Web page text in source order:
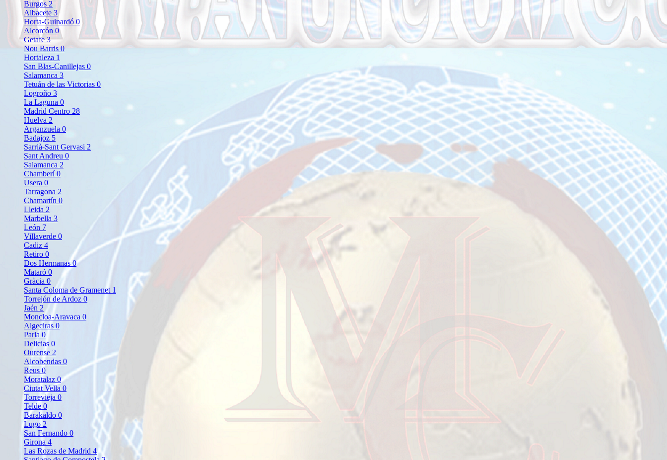
Burgos 2
Albacete 3
Horta-Guinardó 0
Alcorcón 0
Getafe3
Nou Barris0
Hortaleza 1
San Blas-Canillejas 0
Salamanca 3
Tetuán de las Victorias 0
Logroño 3
La Laguna 0
Madrid Centro 28
Huelva 2
Arganzuela 0
Badajoz 5
Sarrià-Sant Gervasi 2
Sant Andreu 0
Salamanca 2
Chamberí0
Usera 0
Tarragona 2
Chamartín 0
Lleida 2
Marbella 3
León 7
Villaverde 0
Cadiz 4
Retiro 0
Dos Hermanas0
Mataró 0
Gràcia 0
Santa Coloma de Gramenet 1
Torrejón de Ardoz 0
Jaén 2
Moncloa-Aravaca 0
Algeciras 0
Parla 0
Delicias 0
Ourense 2
Alcobendas 0
Reus 0
Moratalaz 0
Ciutat Vella 0
Torrevieja 0
Telde 0
Barakaldo 0
Lugo 2
San Fernando 0
Girona 4
Las Rozas de Madrid 4